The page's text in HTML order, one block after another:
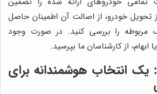
تحویل خودرو، از اصالت آن اطمینان حاصل
مربوطه را بررسی کنید. در صورت وجود
ابهام، از کارشناسان ما بپرسید.
یک انتخاب هوشمندانه برای